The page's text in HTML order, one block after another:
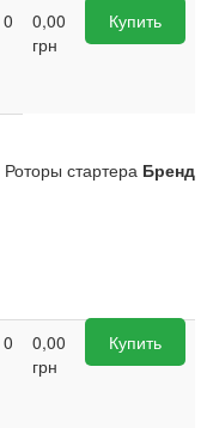
0
0,00
грн
Купить
Роторы стартера Бренд
0
0,00
грн
Купить